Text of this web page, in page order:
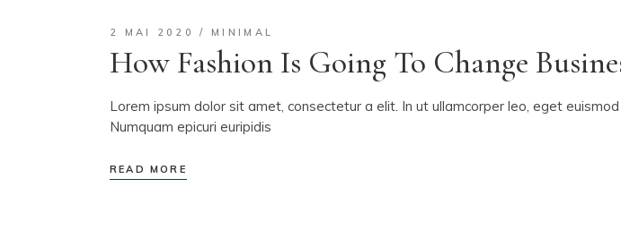
2 MAI 2020 MINIMAL
How Fashion Is Going To Change
Lorem ipsum dolor sit amet, consectetur a elit. In ut ullamcorper leo, eget
Numquam epicuri euripidis
READ MORE